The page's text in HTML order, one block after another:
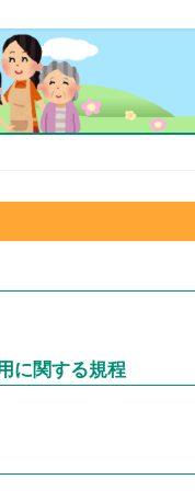
に関する規程